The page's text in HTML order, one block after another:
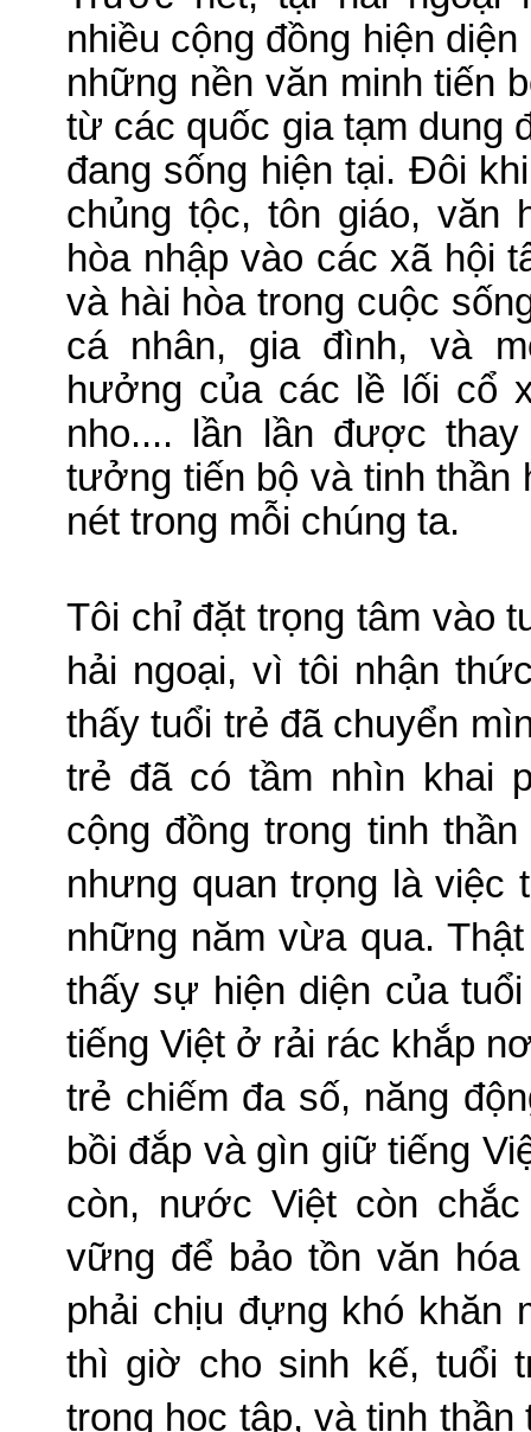
nhiều cộng đồng hiện
những nền văn minh tiến
từ các quốc gia tạm dung
đang sống hiện tại. Đôi
chủng tộc, tôn giáo, văn
hòa nhập vào các xã hội
và hài hòa trong cuộc
cá nhân, gia đình, và
hưởng của các lề lối cổ
nho.... lần lần được
tưởng tiến bộ và tinh
nét trong mỗi chúng ta.
Tôi chỉ đặt trọng tâm vào
hải ngoại, vì tôi nhận
thấy tuổi trẻ đã chuyển
trẻ đã có tầm nhìn khai
cộng đồng trong tinh
nhưng quan trọng là
những năm vừa qua.
thấy sự hiện diện của
tiếng Việt ở rải rác khắp
trẻ chiếm đa số, năng
bồi đắp và gìn giữ tiếng
còn, nước Việt còn
vững để bảo tồn văn hóa
phải chịu đựng khó khăn
thì giờ cho sinh kế, tuổi
trong học tập, và tinh